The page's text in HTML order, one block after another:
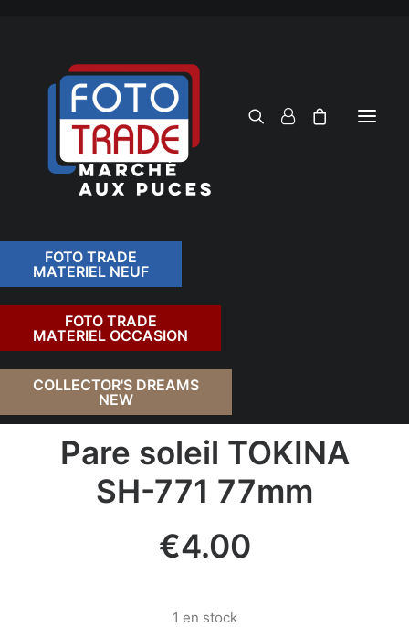
FOTO TRADE
MATERIEL NEUF
FOTO TRADE
MATERIEL OCCASION
COLLECTOR'S DREAMS
NEW
RETOUR
Pare soleil TOKINA
SH-771 77mm
€4.00
1 en stock